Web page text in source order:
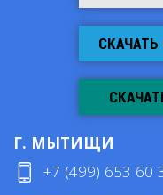
СКАЧАТЬ
Г. МЫТИЩИ
+7 (499) 653 60